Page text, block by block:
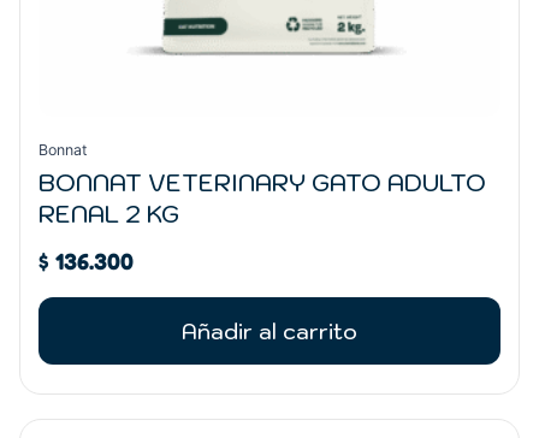
Bonnat
BONNAT VETERINARY GATO ADULTO
RENAL 2 KG
$ 136.300
Añadir al carrito